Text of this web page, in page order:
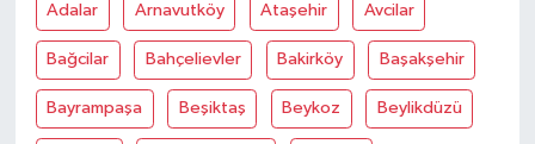
Adalar Arnavutköy Ataşehir Avcilar
Bağcilar Bahçelievler Bakirköy Başakşehir
Bayrampaşa Beşiktaş Beykoz Beylikdüzü